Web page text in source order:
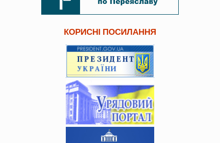
КОРИСНІ ПОСИЛАННЯ